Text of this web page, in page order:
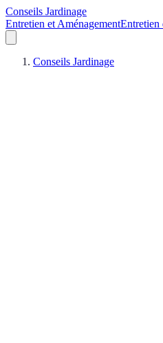
Conseils Jardinage
Entretien et AménagementEntretien
Conseils Jardinage